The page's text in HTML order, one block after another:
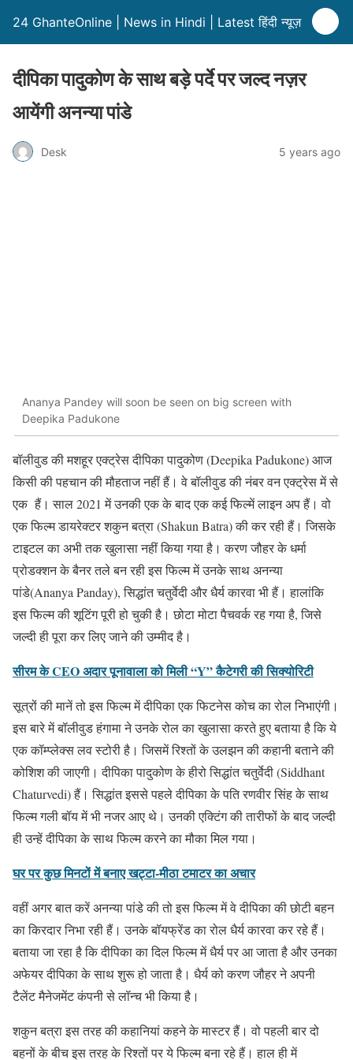
24 GhanteOnline | News in Hindi | Latest हिंदी न्यूज़
दीपिका पादुकोण के साथ बड़े पर्दे पर जल्द नज़र
आयेंगी अनन्या पांडे
Desk 5 years ago
Ananya Pandey will soon be seen on big screen with
Deepika Padukone
बॉलीवुड की मशहूर एक्ट्रेस दीपिका पादुकोण (Deepika Padukone) आज
किसी की पहचान की मौहताज नहीं हैं। वे बॉलीवुड की नंबर वन एक्ट्रेस में से
एक हैं। साल 2021 में उनकी एक के बाद एक कई फिल्में लाइन अप हैं। वो
एक फिल्म डायरेक्टर शकुन बत्रा (Shakun Batra) की कर रही हैं। जिसके
टाइटल का अभी तक खुलासा नहीं किया गया है। करण जौहर के धर्मा
प्रोडक्शन के बैनर तले बन रही इस फिल्म में उनके साथ अनन्या
पांडे(Ananya Panday), सिद्धांत चतुर्वेदी और धैर्य कारवा भी हैं। हालांकि
इस फिल्म की शूटिंग पूरी हो चुकी है। छोटा मोटा पैचवर्क रह गया है, जिसे
जल्दी ही पूरा कर लिए जाने की उम्मीद है।
सीरम के CEO अदार पूनावाला को मिली “Y” कैटेगरी की सिक्योरिटी
सूत्रों की मानें तो इस फिल्म में दीपिका एक फिटनेस कोच का रोल निभाएंगी।
इस बारे में बॉलीवुड हंगामा ने उनके रोल का खुलासा करते हुए बताया है कि ये
एक कॉम्प्लेक्स लव स्टोरी है। जिसमें रिश्तों के उलझन की कहानी बताने की
कोशिश की जाएगी। दीपिका पादुकोण के हीरो सिद्धांत चतुर्वेदी (Siddhant
Chaturvedi) हैं। सिद्धांत इससे पहले दीपिका के पति रणवीर सिंह के साथ
फिल्म गली बॉय में भी नजर आए थे। उनकी एक्टिंग की तारीफों के बाद जल्दी
ही उन्हें दीपिका के साथ फिल्म करने का मौका मिल गया।
घर पर कुछ मिनटों में बनाए खट्टा-मीठा टमाटर का अचार
वहीं अगर बात करें अनन्या पांडे की तो इस फिल्म में वे दीपिका की छोटी बहन
का किरदार निभा रही हैं। उनके बॉयफ्रेंड का रोल धैर्य कारवा कर रहे हैं।
बताया जा रहा है कि दीपिका का दिल फिल्म में धैर्य पर आ जाता है और उनका
अफेयर दीपिका के साथ शुरू हो जाता है। धैर्य को करण जौहर ने अपनी
टैलेंट मैनेजमेंट कंपनी से लॉन्च भी किया है।
शकुन बत्रा इस तरह की कहानियां कहने के मास्टर हैं। वो पहली बार दो
बहनों के बीच इस तरह के रिश्तों पर ये फिल्म बना रहे हैं। हाल ही में